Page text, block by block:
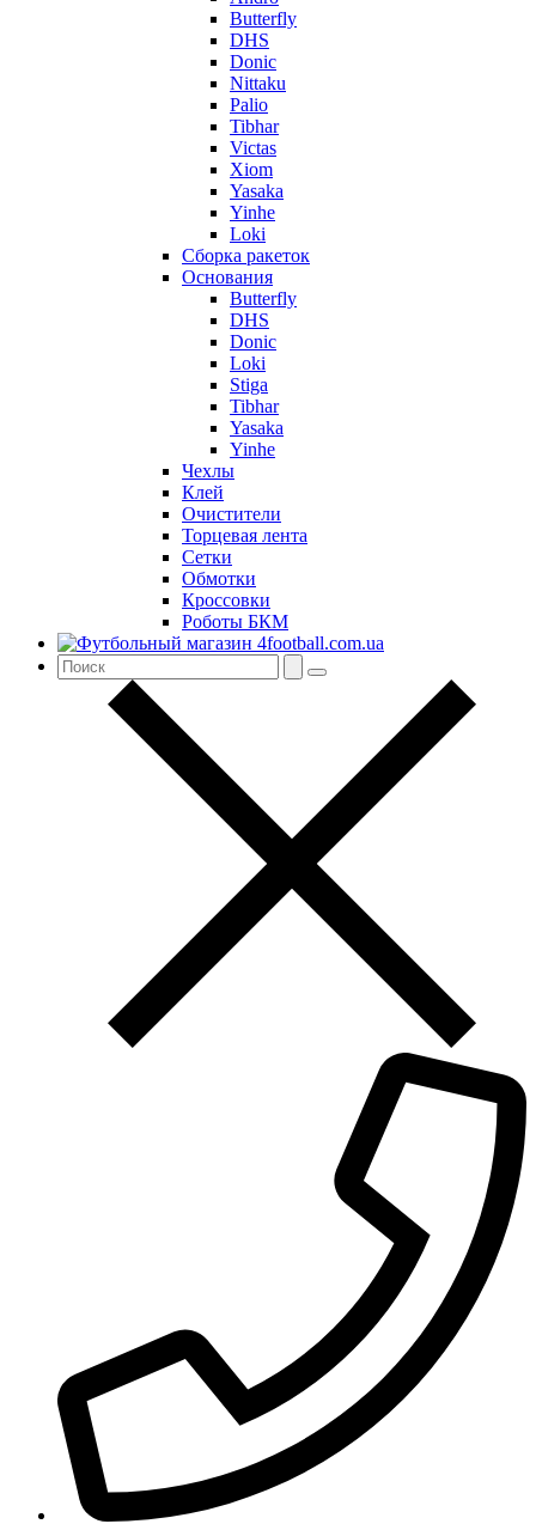
Butterfly
DHS
Donic
Nittaku
Palio
Tibhar
Victas
Xiom
Yasaka
Yinhe
Loki
Сборка ракеток
Основания
Butterfly
DHS
Donic
Loki
Stiga
Tibhar
Yasaka
Yinhe
Чехлы
Клей
Очистители
Торцевая лента
Сетки
Обмотки
Кроссовки
Роботы БКМ